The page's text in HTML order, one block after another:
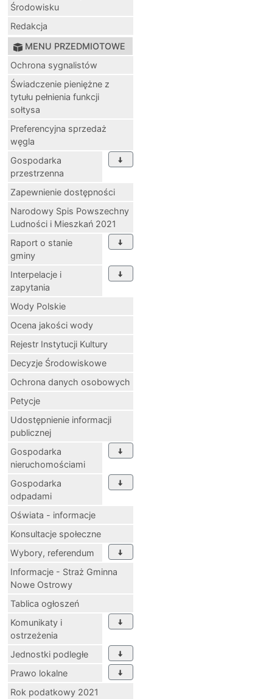
Środowisku
Redakcja
MENU PRZEDMIOTOWE
Ochrona sygnalistów
Świadczenie pieniężne z
tytułu pełnienia funkcji
sołtysa
Preferencyjna sprzedaż
węgla
Gospodarka
przestrzenna
Zapewnienie dostępności
Narodowy Spis Powszechny
Ludności i Mieszkań 2021
Raport o stanie
gminy
Interpelacje i
zapytania
Wody Polskie
Ocena jakości wody
Rejestr Instytucji Kultury
Decyzje Środowiskowe
Ochrona danych osobowych
Petycje
Udostępnienie informacji
publicznej
Gospodarka
nieruchomościami
Gospodarka
odpadami
Oświata - informacje
Konsultacje społeczne
Wybory, referendum
Informacje - Straż Gminna
Nowe Ostrowy
Tablica ogłoszeń
Komunikaty i
ostrzeżenia
Jednostki podległe
Prawo lokalne
Rok podatkowy 2021